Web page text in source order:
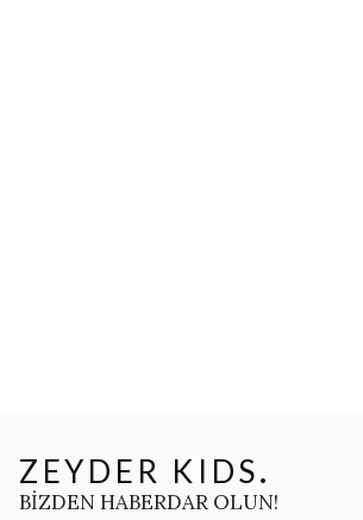
ZEYDER KIDS.
BİZDEN HABERDAR OLUN!